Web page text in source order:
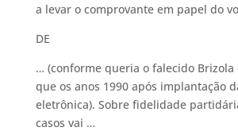
a levar o comprovante em papel do
DE
… (conforme queria o falecido Brizola
que os anos 1990 após implantação
eletrônica). Sobre fidelidade
casos vai …